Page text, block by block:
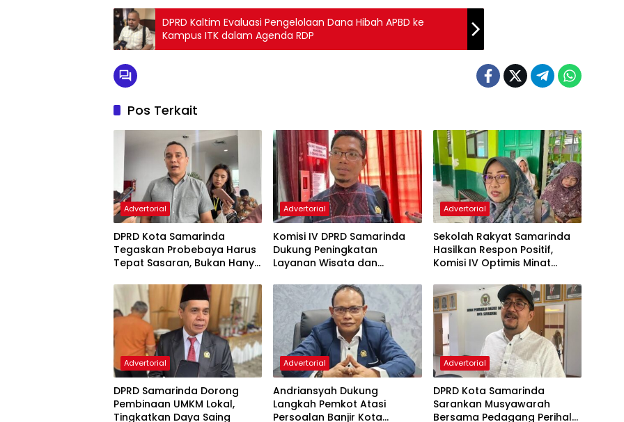
DPRD Kaltim Evaluasi Pengelolaan Dana Hibah APBD ke
Kampus ITK dalam Agenda RDP
Pos Terkait
Advertorial
DPRD Kota Samarinda
Tegaskan Probebaya Harus
Tepat Sasaran, Bukan Hanya
Advertorial
Komisi IV DPRD Samarinda
Dukung Peningkatan
Layanan Wisata dan
Advertorial
Sekolah Rakyat Samarinda
Hasilkan Respon Positif,
Komisi IV Optimis Minat
Advertorial
DPRD Samarinda Dorong
Pembinaan UMKM Lokal,
Tingkatkan Daya Saing
Advertorial
Andriansyah Dukung
Langkah Pemkot Atasi
Persoalan Banjir Kota
Advertorial
DPRD Kota Samarinda
Sarankan Musyawarah
Bersama Pedagang Perihal